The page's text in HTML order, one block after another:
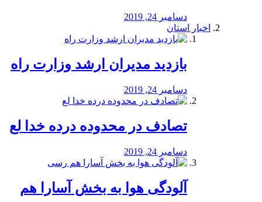
دسامبر 24, 2019
اخبار استان
بازدید مدیران ارشد وزارت راه
دسامبر 24, 2019
تصادف در محدوده درده خدا لع
دسامبر 24, 2019
آلودگی هوا به بخش آسارا هم